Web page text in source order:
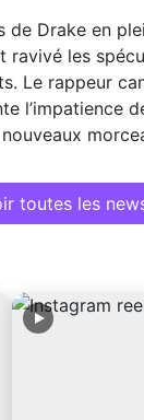
de Drake en
ravivé les
Le rappeur
l’impatience
toutes les